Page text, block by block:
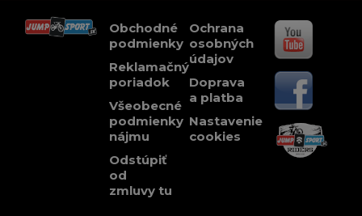
Obchodné
podmienky
Reklamačný
poriadok
Všeobecné
podmienky
nájmu
Odstúpiť
od
zmluvy tu
Ochrana
osobných
údajov
Doprava
a platba
Nastavenie
cookies